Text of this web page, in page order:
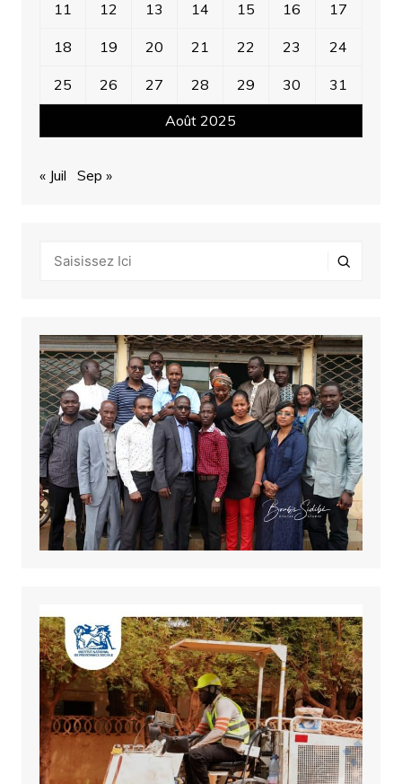
Août 2025
11 12 13 14 15 16 17
18 19 20 21 22 23 24
25 26 27 28 29 30 31
« Juil Sep »